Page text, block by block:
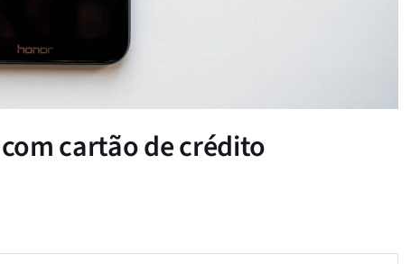
cartão de crédito